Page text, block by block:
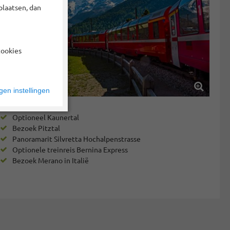
Optioneel Kaunertal
Bezoek Pitztal
Panoramarit Silvretta Hochalpenstrasse
Optionele treinreis Bernina Express
Bezoek Merano in Italië
dan
instellingen